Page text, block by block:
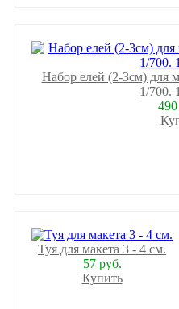
Набор елей (2-3см) для
1/700.
Туя для макета 3 - 4 см.
57 руб.
Купить